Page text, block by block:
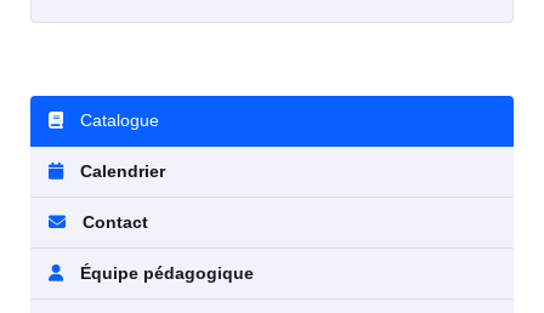
Catalogue
Calendrier
Contact
Équipe pédagogique